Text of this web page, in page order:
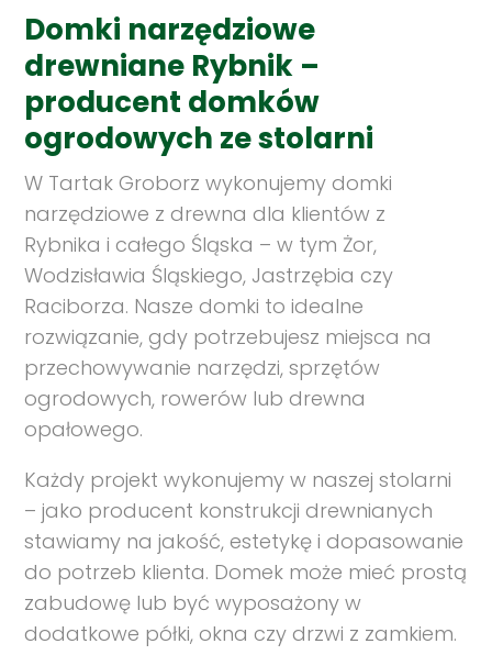
Domki narzędziowe
drewniane Rybnik –
producent domków
ogrodowych ze stolarni
W Tartak Groborz wykonujemy domki
narzędziowe z drewna dla klientów z
Rybnika i całego Śląska – w tym Żor,
Wodzisławia Śląskiego, Jastrzębia czy
Raciborza. Nasze domki to idealne
rozwiązanie, gdy potrzebujesz miejsca na
przechowywanie narzędzi, sprzętów
ogrodowych, rowerów lub drewna
opałowego.
Każdy projekt wykonujemy w naszej stolarni
– jako producent konstrukcji drewnianych
stawiamy na jakość, estetykę i dopasowanie
do potrzeb klienta. Domek może mieć prostą
zabudowę lub być wyposażony w
dodatkowe półki, okna czy drzwi z zamkiem.